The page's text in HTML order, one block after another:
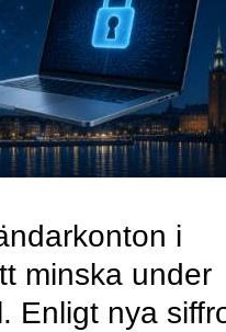
i
minska under
Enligt nya